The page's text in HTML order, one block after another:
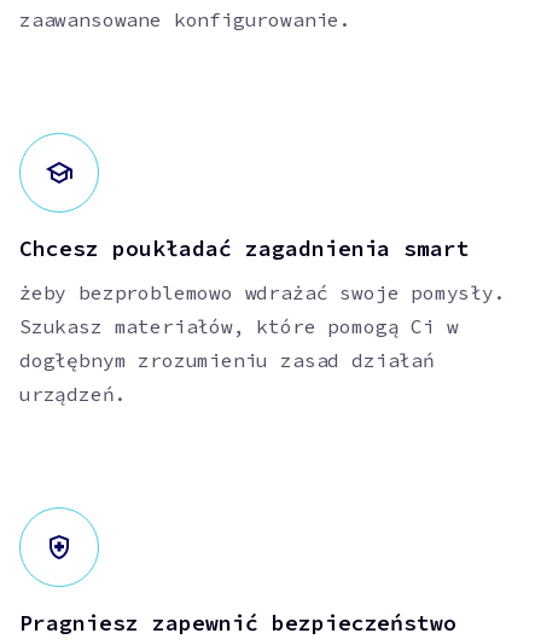
zaawansowane konfigurowanie.
Chcesz poukładać zagadnienia smart
żeby bezproblemowo wdrażać swoje pomysły.
Szukasz materiałów, które pomogą Ci w
dogłębnym zrozumieniu zasad działań
urządzeń.
Pragniesz zapewnić bezpieczeństwo